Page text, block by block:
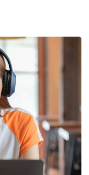
your password?